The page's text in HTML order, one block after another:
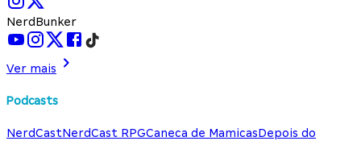
NerdBunker
Ver mais
Podcasts
NerdCastNerdCast RPGCaneca de MamicasDepois do